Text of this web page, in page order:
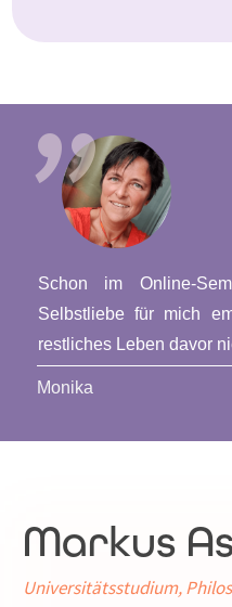
"
Schon im Online-
Selbstliebe für mich
restliches Leben davor
Monika
Markus
Universitätsstudium,